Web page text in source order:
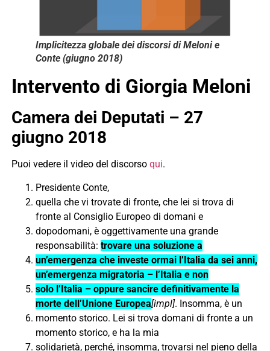
Implicitezza globale dei discorsi di Meloni e
Conte (giugno 2018)
Intervento di Giorgia Meloni
Camera dei Deputati – 27
giugno 2018
Puoi vedere il video del discorso qui.
Presidente Conte,
quella che vi trovate di fronte, che lei si trova di
fronte al Consiglio Europeo di domani e
dopodomani, è oggettivamente una grande
responsabilità: trovare una soluzione a
un’emergenza che investe ormai l’Italia da sei anni,
un’emergenza migratoria – l’Italia e non
solo l’Italia – oppure sancire definitivamente la
morte dell’Unione Europea[impl]. Insomma, è un
momento storico. Lei si trova domani di fronte a un
momento storico, e ha la mia
solidarietà, perché, insomma, trovarsi nel pieno della